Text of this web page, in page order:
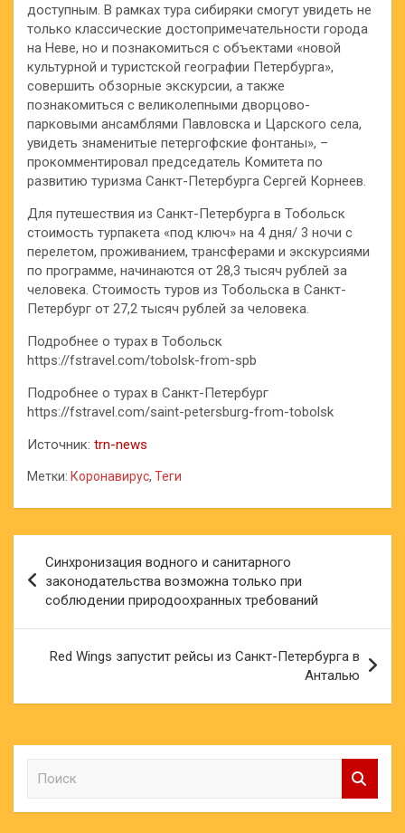
доступным. В рамках тура сибиряки смогут увидеть не
только классические достопримечательности города
на Неве, но и познакомиться с объектами «новой
культурной и туристской географии Петербурга»,
совершить обзорные экскурсии, а также
познакомиться с великолепными дворцово-
парковыми ансамблями Павловска и Царского села,
увидеть знаменитые петергофские фонтаны», –
прокомментировал председатель Комитета по
развитию туризма Санкт-Петербурга Сергей Корнеев.
Для путешествия из Санкт-Петербурга в Тобольск
стоимость турпакета «под ключ» на 4 дня/ 3 ночи с
перелетом, проживанием, трансферами и экскурсиями
по программе, начинаются от 28,3 тысяч рублей за
человека. Стоимость туров из Тобольска в Санкт-
Петербург от 27,2 тысяч рублей за человека.
Подробнее о турах в Тобольск
https://fstravel.com/tobolsk-from-spb
Подробнее о турах в Санкт-Петербург
https://fstravel.com/saint-petersburg-from-tobolsk
Источник: trn-news
Метки: Коронавирус, Теги
по
записям
Синхронизация водного и санитарного
законодательства возможна только при
соблюдении природоохранных требований
Red Wings запустит рейсы из Санкт-Петербурга в
Анталью